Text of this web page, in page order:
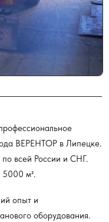
ВЕРЕНТОР в Липецке.
всей России и СНГ.
5000 м².
опыт и
оборудования.